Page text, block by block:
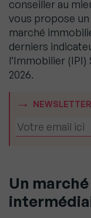
conseiller au
vous propose
marché
derniers
l’Immobilier
2026.
Un